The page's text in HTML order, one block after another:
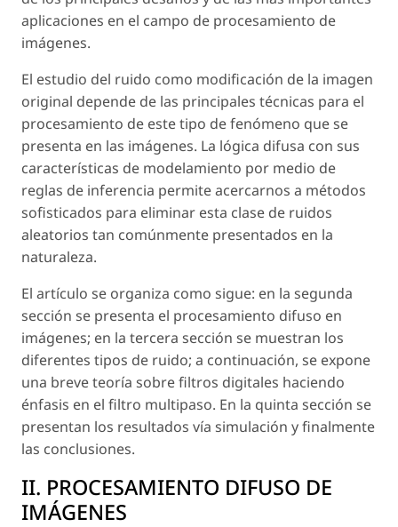
aplicaciones en el campo de procesamiento de
imágenes.
El estudio del ruido como modificación de la imagen
original depende de las principales técnicas para el
procesamiento de este tipo de fenómeno que se
presenta en las imágenes. La lógica difusa con sus
características de modelamiento por medio de
reglas de inferencia permite acercarnos a métodos
sofisticados para eliminar esta clase de ruidos
aleatorios tan comúnmente presentados en la
naturaleza.
El artículo se organiza como sigue: en la segunda
sección se presenta el procesamiento difuso en
imágenes; en la tercera sección se muestran los
diferentes tipos de ruido; a continuación, se expone
una breve teoría sobre filtros digitales haciendo
énfasis en el filtro multipaso. En la quinta sección se
presentan los resultados vía simulación y finalmente
las conclusiones.
II. PROCESAMIENTO DIFUSO DE
IMÁGENES